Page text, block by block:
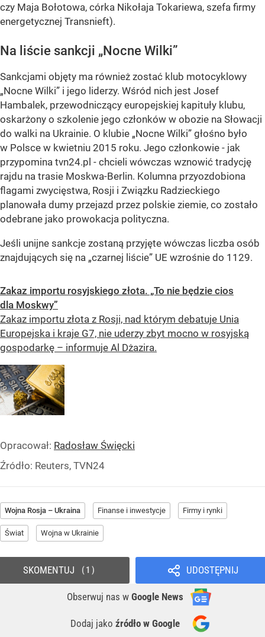
czy Maja Bołotowa, córka Nikołaja Tokariewa, szefa firmy
energetycznej Transnieft).
Na liście sankcji „Nocne Wilki”
Sankcjami objęty ma również zostać klub motocyklowy
„Nocne Wilki” i jego liderzy. Wśród nich jest Josef
Hambalek, przewodniczący europejskiej kapituły klubu,
oskarżony o szkolenie jego członków w obozie na Słowacji
do walki na Ukrainie. O klubie „Nocne Wilki” głośno było
w Polsce w kwietniu 2015 roku. Jego członkowie - jak
przypomina tvn24.pl - chcieli wówczas wznowić tradycję
rajdu na trasie Moskwa-Berlin. Kolumna przyozdobiona
flagami zwycięstwa, Rosji i Związku Radzieckiego
planowała dumy przejazd przez polskie ziemie, co zostało
odebrane jako prowokacja polityczna.
Jeśli unijne sankcje zostaną przyjęte wówczas liczba osób
znajdujących się na „czarnej liście” UE wzrośnie do 1129.
Zakaz importu rosyjskiego złota. „To nie będzie cios
dla Moskwy”
Zakaz importu złota z Rosji, nad którym debatuje Unia
Europejska i kraje G7, nie uderzy zbyt mocno w rosyjską
gospodarkę – informuje Al Dżazira.
Opracował: Radosław Święcki
Źródło: Reuters, TVN24
Wojna Rosja – Ukraina Finanse i inwestycje Firmy i rynki
Świat Wojna w Ukrainie
UDOSTĘPNIJ
Obserwuj nas w Google News
Dodaj jako źródło w Google
SKOMENTUJ 1